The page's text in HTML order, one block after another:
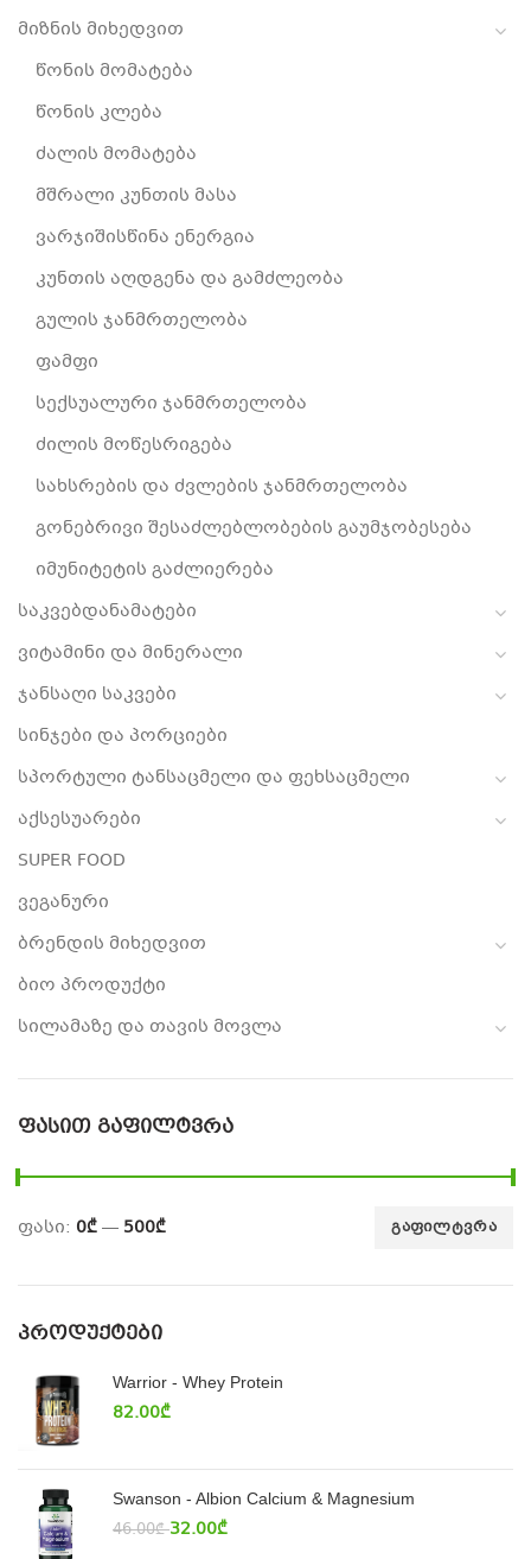
მიზნის მიხედვით
წონის მომატება
წონის კლება
ძალის მომატება
მშრალი კუნთის მასა
ვარჯიშისწინა ენერგია
კუნთის აღდგენა და გამძლეობა
გულის ჯანმრთელობა
ფამფი
სექსუალური ჯანმრთელობა
ძილის მოწესრიგება
სახსრების და ძვლების ჯანმრთელობა
გონებრივი შესაძლებლობების გაუმჯობესება
იმუნიტეტის გაძლიერება
საკვებდანამატები
ვიტამინი და მინერალი
ჯანსაღი საკვები
სინჯები და პორციები
სპორტული ტანსაცმელი და ფეხსაცმელი
აქსესუარები
SUPER FOOD
ვეგანური
ბრენდის მიხედვით
ბიო პროდუქტი
სილამაზე და თავის მოვლა
ᲤᲐᲡᲘᲗ ᲒᲐᲤᲘᲚᲢᲕᲠᲐ
ᲒᲐᲤᲘᲚᲢᲕᲠᲐ
ფასი: 0₾— 500₾
ᲞᲠᲝᲓᲣᲥᲢᲔᲑᲘ
Warrior - Whey Protein
82.00₾
Swanson - Albion Calcium & Magnesium
46.00₾ 32.00₾